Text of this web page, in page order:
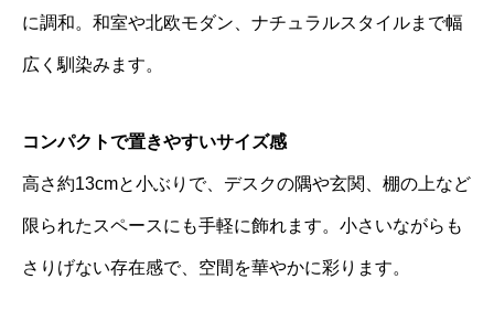
に調和。和室や北欧モダン、ナチュラルスタイルまで幅
広く馴染みます。
コンパクトで置きやすいサイズ感
高さ約13cmと小ぶりで、デスクの隅や玄関、棚の上など
限られたスペースにも手軽に飾れます。小さいながらも
さりげない存在感で、空間を華やかに彩ります。